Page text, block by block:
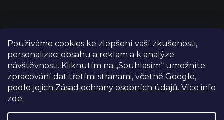
Používáme cookies ke zlepšení vaší zkušenosti,
personalizaci obsahu a reklam a k analýze
návštěvnosti. Kliknutím na „Souhlasím“ umožníte
zpracování dat třetími stranami, včetně Google,
podle jejich Zásad ochrany osobních údajů. Více info
zde.
Copyright 2026FILM-TECHNIKA. Všechna práva vyhrazena.